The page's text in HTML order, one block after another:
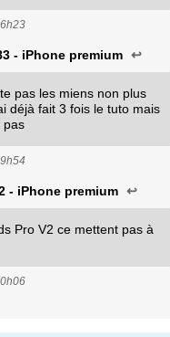
- iPhone premium ↩
pas les miens non plus
déjà fait 3 fois le tuto mais
pas
- iPhone premium ↩
Pro V2 ce mettent pas à